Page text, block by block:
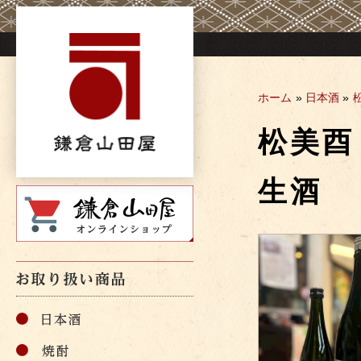
Skip
to
ホーム » 日本酒 »
松美
生酒